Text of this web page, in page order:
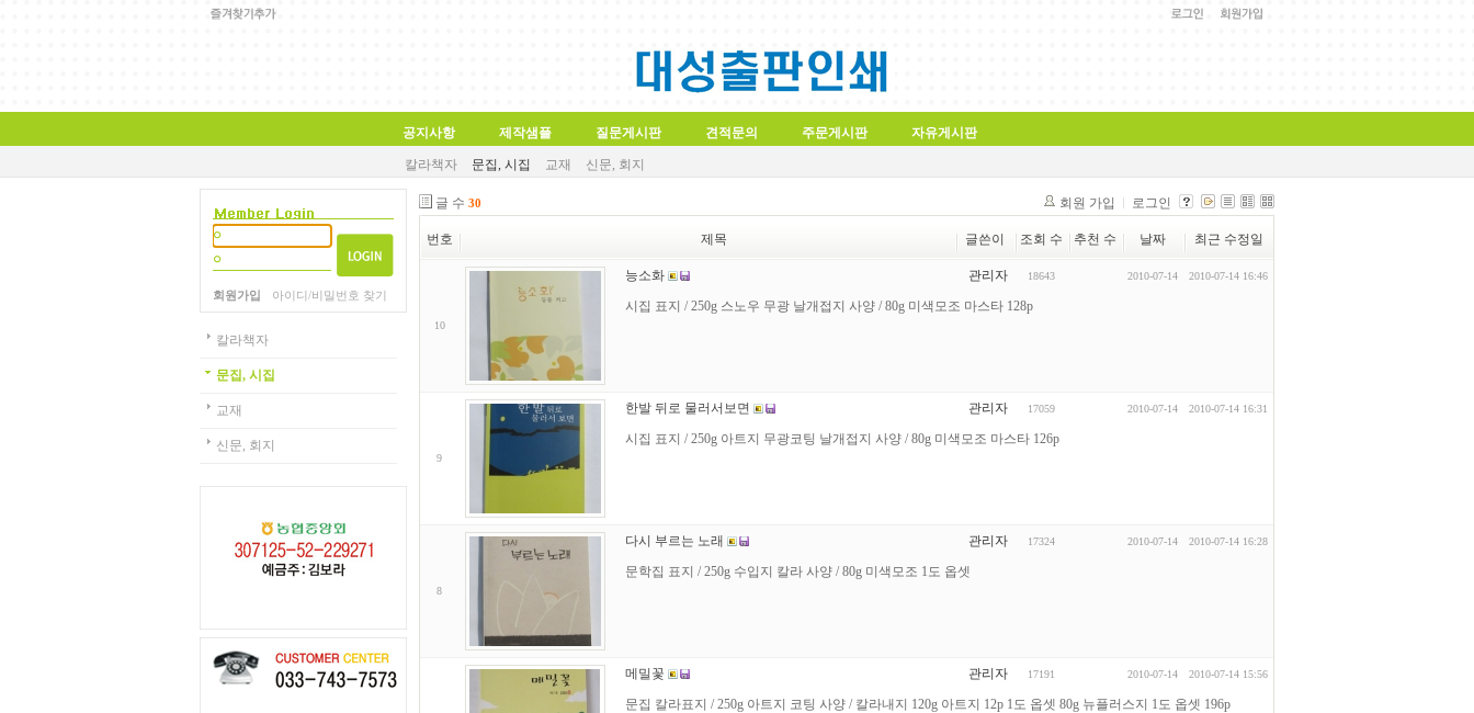
공지사항 제작샘플 질문게시판 견적문의 주문게시판 자유게시판
칼라책자 문집, 시집 교재 신문, 회지
회원가입 아이디/비밀번호 찾기
칼라책자
문집, 시집
교재
신문, 회지
글 수 30 회원 가입 로그인
번호 제목 글쓴이 조회 수 추천 수 날짜 최근 수정일
10
능소화 관리자 18643 2010-07-14 2010-07-14 16:46
시집 표지 / 250g 스노우 무광 날개접지 사양 / 80g 미색모조 마스타 128p
9
한발 뒤로 물러서보면 관리자 17059 2010-07-14 2010-07-14 16:31
시집 표지 / 250g 아트지 무광코팅 날개접지 사양 / 80g 미색모조 마스타 126p
8
다시 부르는 노래 관리자 17324 2010-07-14 2010-07-14 16:28
문학집 표지 / 250g 수입지 칼라 사양 / 80g 미색모조 1도 옵셋
메밀꽃 관리자 17191 2010-07-14 2010-07-14 15:56
문집 칼라표지 / 250g 아트지 코팅 사양 / 칼라내지 120g 아트지 12p 1도 옵셋 80g 뉴플러스지 1도 옵셋 196p